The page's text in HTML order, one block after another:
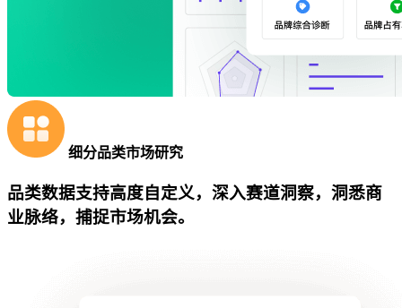
细分品类市场研究
品类数据支持高度自定义，深入赛道洞察，洞悉商
业脉络，捕捉市场机会。